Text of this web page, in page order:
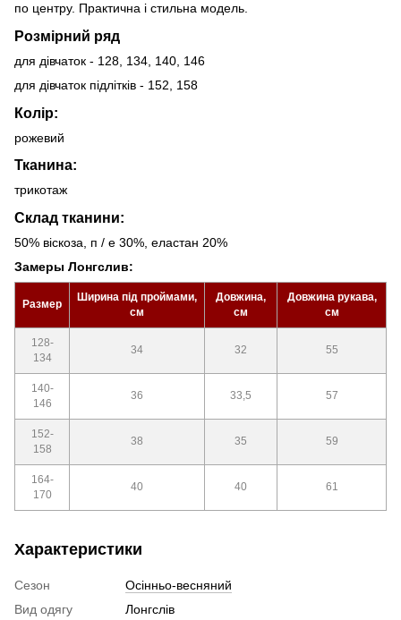
по центру. Практична і стильна модель.
Розмірний ряд
для дівчаток - 128, 134, 140, 146
для дівчаток підлітків - 152, 158
Колір:
рожевий
Тканина:
трикотаж
Склад тканини:
50% віскоза, п / е 30%, еластан 20%
Замеры Лонгслив:
Размер
Ширина під проймами,
см
Довжина,
см
Довжина рукава,
см
128-
134
34 32 55
140-
146
36 33,5 57
152-
158
38 35 59
164-
170
40 40 61
Характеристики
Сезон
Осінньо-весняний
Вид одягу
Лонгслів